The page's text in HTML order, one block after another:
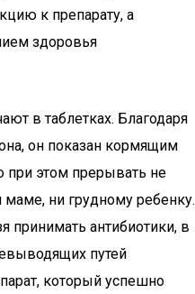
к препарату, а
здоровья
в таблетках. Благодаря
он показан кормящим
этом прерывать не
маме, ни грудному ребенку.
принимать антибиотики, в
путей
который успешно